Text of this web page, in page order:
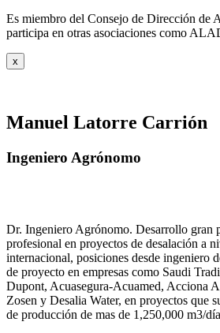
Es miembro del Consejo de Dirección de
participa en otras asociaciones como
x
Manuel Latorre Carrión
Ingeniero Agrónomo
Dr. Ingeniero Agrónomo. Desarrollo gran
profesional en proyectos de desalación a
internacional, posiciones desde ingeniero
de proyecto en empresas como Saudi
Dupont, Acuasegura-Acuamed, Acciona
Zosen y Desalia Water, en proyectos que
de producción de mas de 1,250,000 m3/